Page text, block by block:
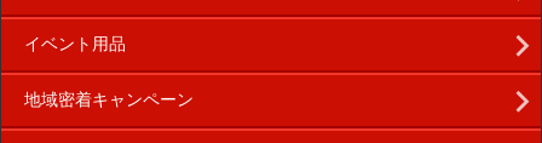
イベント用品
地域密着キャンペーン